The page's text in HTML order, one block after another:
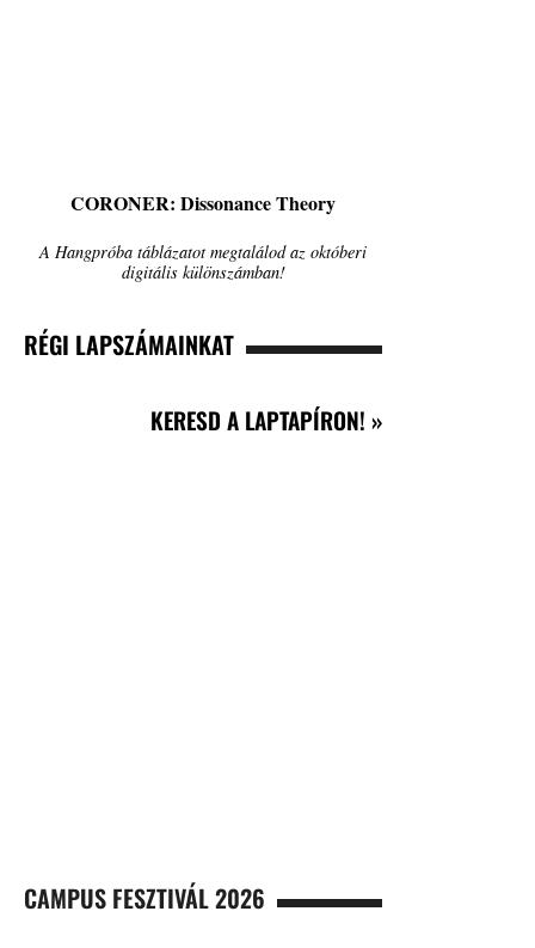
CORONER: Dissonance Theory
A Hangpróba táblázatot megtalálod az októberi
digitális különszámban!
RÉGI LAPSZÁMAINKAT
KERESD A LAPTAPÍRON! »
CAMPUS FESZTIVÁL 2026